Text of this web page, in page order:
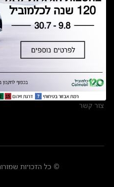
תקנון ימי מכירות 120 לכלמוביל
מצאו אותנו
אולמות תצוגה
מרכזי שירות
צור קשר
© כל הזכויות